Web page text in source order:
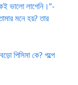
ভালো লাগেনি।”-
মনে হয়? তার
পিসিমা কে? গল্পে